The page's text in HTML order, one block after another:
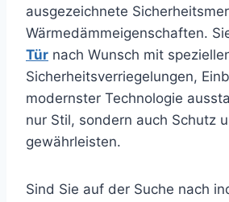
ausgezeichnete
Wärmedämmeigenschaften.
Tür nach Wunsch mit
Sicherheitsverriegelungen,
modernster Technologie
nur Stil, sondern auch Schutz
gewährleisten.
Sind Sie auf der Suche nach